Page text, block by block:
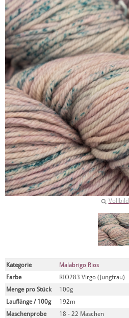
Vollbild
Kategorie
Malabrigo Rios
Farbe
RIO283 Virgo (Jungfrau)
Menge pro Stück
100g
Lauflänge / 100g
192m
Maschenprobe
18 - 22 Maschen